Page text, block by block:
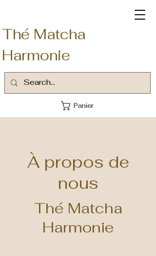
Thé Matcha
Harmonie
Panier
À propos de
nous
Thé Matcha
Harmonie